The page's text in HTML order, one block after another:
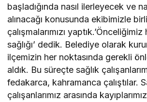
başladığında nasıl ilerleyecek ve
alınacağı konusunda ekibimizle
çalışmalarımızı yaptık.’Önceliğimiz
sağlığı’ dedik. Belediye olarak
ilçemizin her noktasında gerekli
aldık. Bu süreçte sağlık
fedakarca, kahramanca çalıştılar.
çalışanlarımız arasında